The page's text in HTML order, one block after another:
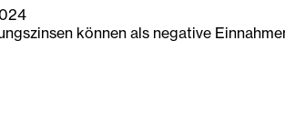
können als negative